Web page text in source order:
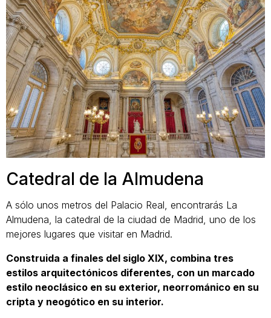
Catedral de la Almudena
A sólo unos metros del Palacio Real, encontrarás La
Almudena, la catedral de la ciudad de Madrid, uno de los
mejores lugares que visitar en Madrid.
Construida a finales del siglo XIX, combina tres
estilos arquitectónicos diferentes, con un marcado
estilo neoclásico en su exterior, neorrománico en su
cripta y neogótico en su interior.